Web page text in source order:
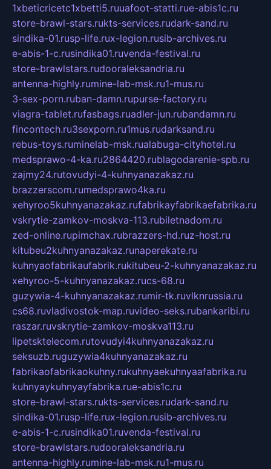
1xbeticricetc1xbetti5.ruuafoot-statti.rue-abis1c.ru
store-brawl-stars.rukts-services.rudark-sand.ru
sindika-01.rusp-life.rux-legion.rusib-archives.ru
e-abis-1-c.rusindika01.ruvenda-festival.ru
store-brawlstars.rudooraleksandria.ru
antenna-highly.rumine-lab-msk.ru1-mus.ru
3-sex-porn.ruban-damn.rupurse-factory.ru
viagra-tablet.rufasbags.ruadler-jun.rubandamn.ru
fincontech.ru3sexporn.ru1mus.rudarksand.ru
rebus-toys.ruminelab-msk.rualabuga-cityhotel.ru
medsprawo-4-ka.ru2864420.rublagodarenie-spb.ru
zajmy24.rutovudyi-4-kuhnyanazakaz.ru
brazzerscom.rumedsprawo4ka.ru
xehyroo5kuhnyanazakaz.rufabrikayfabrikaefabrika.ru
vskrytie-zamkov-moskva-113.rubiletnadom.ru
zed-online.rupimchax.rubrazzers-hd.ruz-host.ru
kitubeu2kuhnyanazakaz.runaperekate.ru
kuhnyaofabrikaufabrik.rukitubeu-2-kuhnyanazakaz.ru
xehyroo-5-kuhnyanazakaz.rucs-68.ru
guzywia-4-kuhnyanazakaz.rumir-tk.ruvlknrussia.ru
cs68.ruvladivostok-map.ruvideo-seks.rubankaribi.ru
raszar.ruvskrytie-zamkov-moskva113.ru
lipetsktelecom.rutovudyi4kuhnyanazakaz.ru
seksuzb.ruguzywia4kuhnyanazakaz.ru
fabrikaofabrikaokuhny.rukuhnyaekuhnyaafabrika.ru
kuhnyaykuhnyayfabrika.rue-abis1c.ru
store-brawl-stars.rukts-services.rudark-sand.ru
sindika-01.rusp-life.rux-legion.rusib-archives.ru
e-abis-1-c.rusindika01.ruvenda-festival.ru
store-brawlstars.rudooraleksandria.ru
antenna-highly.rumine-lab-msk.ru1-mus.ru